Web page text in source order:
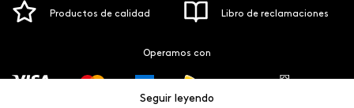
Seguir leyendo
Productos de calidad Libro de reclamaciones
Operamos con